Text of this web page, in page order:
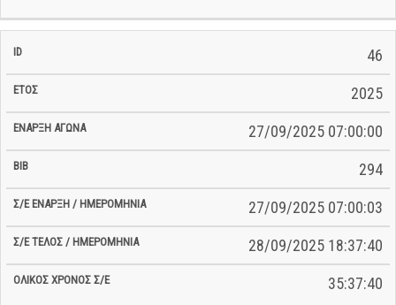
46
2025
27/09/2025 07:00:00
294
27/09/2025 07:00:03
28/09/2025 18:37:40
35:37:40